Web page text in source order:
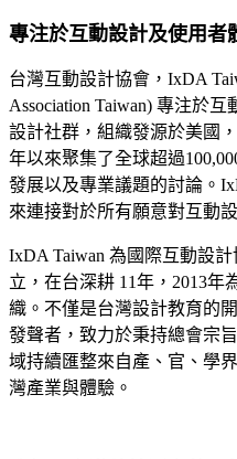
專注於互動設計及使用者
台灣互動設計協會，IxDA
Association Taiwan) 專注於
設計社群，組織發源於美國
年以來聚集了全球超過
發展以及專業議題的討論。
來連接對於所有願意對互動
IxDA Taiwan 為國際互動設
立，在台深耕 11年，2013年
織。不僅是台灣設計教育的
發聲者，致力於秉持總會宗
域持續匯整來自產、官、學
灣產業與體驗。